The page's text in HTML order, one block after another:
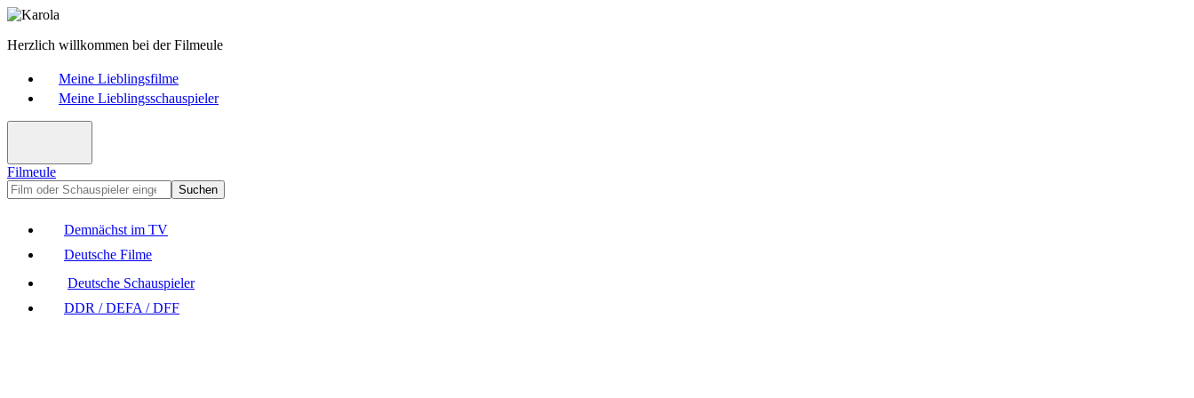
Herzlich willkommen bei der Filmeule
Meine Lieblingsfilme
Meine Lieblingsschauspieler
Filmeule
Suchen
Demnächst im TV
Deutsche Filme
Deutsche Schauspieler
DDR / DEFA / DFF